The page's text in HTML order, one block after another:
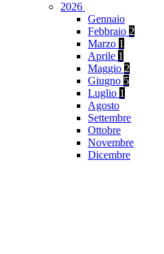
2026
Gennaio
Febbraio 2
Marzo 1
Aprile 1
Maggio 2
Giugno 5
Luglio 1
Agosto
Settembre
Ottobre
Novembre
Dicembre